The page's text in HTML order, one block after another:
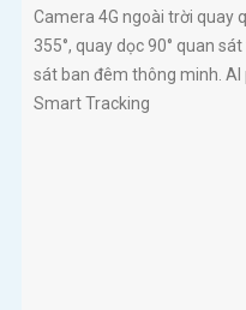
Camera 4G ngoài trời quay
355°, quay dọc 90° quan
sát ban đêm thông minh.
Smart Tracking